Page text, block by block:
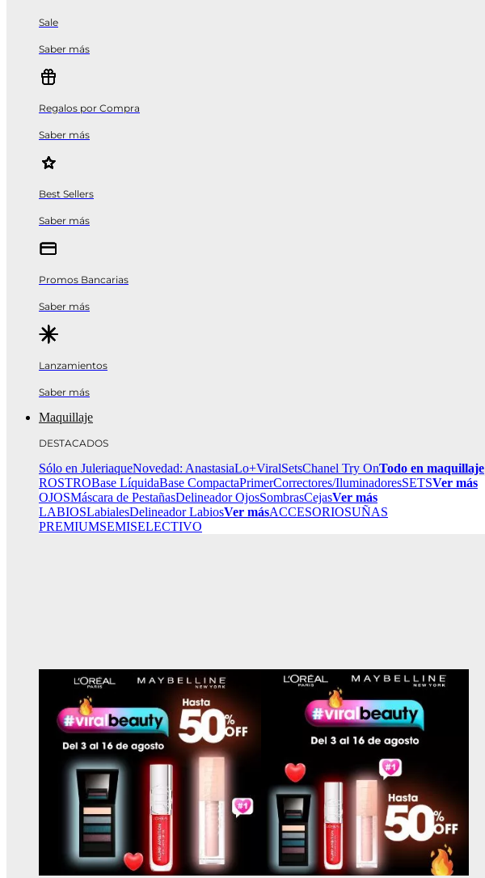
Sale
Saber más
Regalos por Compra
Saber más
Best Sellers
Saber más
Promos Bancarias
Saber más
Lanzamientos
Saber más
Maquillaje
DESTACADOS
Sólo en JuleriaqueNovedad: AnastasiaLo+ViralSetsChanel Try OnTodo en maquillaje
ROSTROBase LíquidaBase CompactaPrimerCorrectores/IluminadoresSETSVer más
OJOSMáscara de PestañasDelineador OjosSombrasCejasVer más
LABIOSLabialesDelineador LabiosVer másACCESORIOSUÑAS
PREMIUMSEMISELECTIVO